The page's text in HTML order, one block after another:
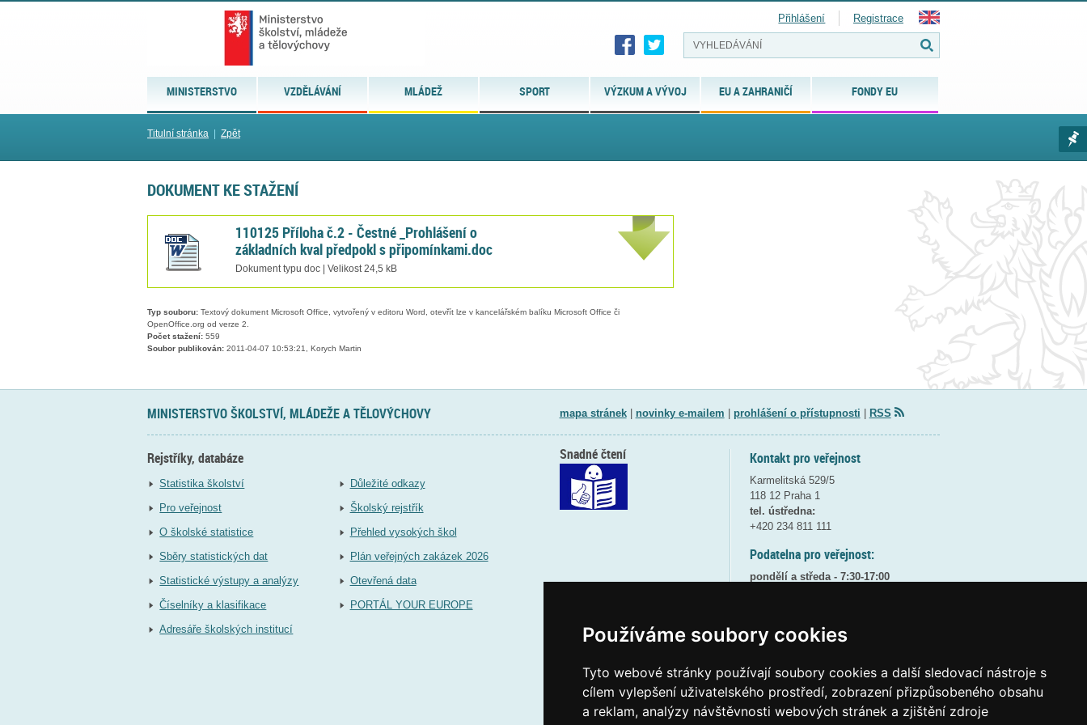
Používáme soubory cookies
Tyto webové stránky používají soubory cookies a další sledovací nástroje s
cílem vylepšení uživatelského prostředí, zobrazení přizpůsobeného obsahu
a reklam, analýzy návštěvnosti webových stránek a zjištění zdroje
MINISTERSTVO VZDĚLÁVÁNÍ MLÁDEŽ SPORT VÝZKUM A VÝVOJ EU A ZAHRANIČÍ FONDY EU
Přihlášení Registrace
Titulní stránka Zpět
DOKUMENT KE STAŽENÍ
110125 Příloha č.2 - Čestné _Prohlášení o
základních kval předpokl s připomínkami.doc
Dokument typu doc | Velikost 24,5 kB
Typ souboru: Textový dokument Microsoft Office, vytvořený v editoru Word, otevřít lze v kancelářském balíku Microsoft Office či
OpenOffice.org od verze 2.
Počet stažení: 559
Soubor publikován: 2011-04-07 10:53:21, Korych Martin
MINISTERSTVO ŠKOLSTVÍ, MLÁDEŽE A TĚLOVÝCHOVY mapa stránek| novinky e-mailem prohlášení o přístupnosti RSS
Rejstříky, databáze
Statistika školství
Pro veřejnost
O školské statistice
Sběry statistických dat
Statistické výstupy a analýzy
Číselníky a klasifikace
Adresáře školských institucí
Důležité odkazy
Školský rejstřík
Přehled vysokých škol
Plán veřejných zakázek 2026
Otevřená data
PORTÁL YOUR EUROPE
Kontakt pro veřejnost
Karmelitská 529/5
118 12 Praha 1
tel. ústředna:
+420 234 811 111
Podatelna pro veřejnost:
pondělí a středa - 7:30-17:00
8:30 - 9:30 - bezpečnostní přestávka
Elektronická podatelna:
posta@msmtgov cz
Snadné čtení